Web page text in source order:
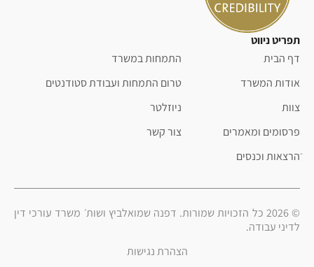
תפריט ניווט
דף הבית
אודות המשרד
צוות
פרסומים ומאמרים
ֿהרצאות וכנסים
התמחות במשרד
טרום התמחות ועבודת סטודנטים
ניוזלטר
צור קשר
© 2026 כל הזכויות שמורות. דפנה שמואלביץ ושות׳ משרד עורכי דין
לדיני עבודה.
הצהרת נגישות